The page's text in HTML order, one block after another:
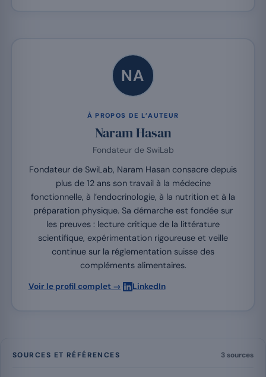
NA
À PROPOS DE L’AUTEUR
Naram Hasan
Fondateur de SwiLab
Fondateur de SwiLab, Naram Hasan consacre depuis
plus de 12 ans son travail à la médecine
fonctionnelle, à l’endocrinologie, à la nutrition et à la
préparation physique. Sa démarche est fondée sur
les preuves : lecture critique de la littérature
scientifique, expérimentation rigoureuse et veille
continue sur la réglementation suisse des
compléments alimentaires.
Voir le profil complet → LinkedIn
SOURCES ET RÉFÉRENCES 3 sources